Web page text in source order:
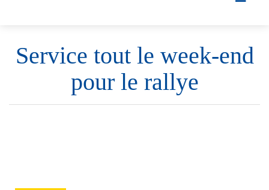
Service tout le week-end
pour le rallye